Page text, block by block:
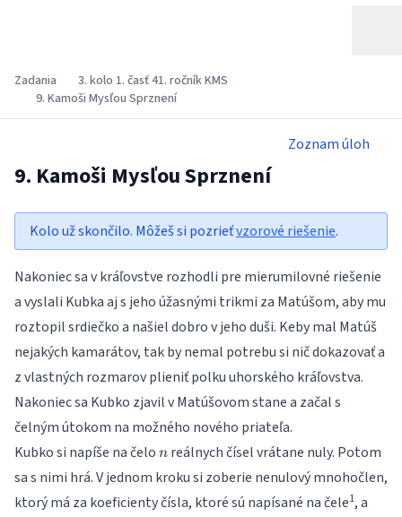
Zadania
3. kolo 1. časť 41. ročník KMS
9. Kamoši Mysľou Sprznení
Zoznam úloh
9. Kamoši Mysľou Sprznení
Kolo už skončilo. Môžeš si pozrieťvzorové riešenie.
Nakoniec sa v kráľovstve rozhodli pre mierumilovné riešenie
a vyslali Kubka aj s jeho úžasnými trikmi za Matúšom, aby mu
roztopil srdiečko a našiel dobro v jeho duši. Keby mal Matúš
nejakých kamarátov, tak by nemal potrebu si nič dokazovať a
z vlastných rozmarov plieniť polku uhorského kráľovstva.
Nakoniec sa Kubko zjavil v Matúšovom stane a začal s
čelným útokom na možného nového priateľa.
Kubko si napíše na čelo n
n reálnych čísel vrátane nuly. Potom
sa s nimi hrá. V jednom kroku si zoberie nenulový mnohočlen,
ktorý má za koeficienty čísla, ktoré sú napísané na čele1, a